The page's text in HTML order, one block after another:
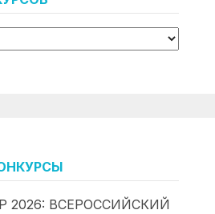
2026: ВСЕРОССИЙСКИЙ